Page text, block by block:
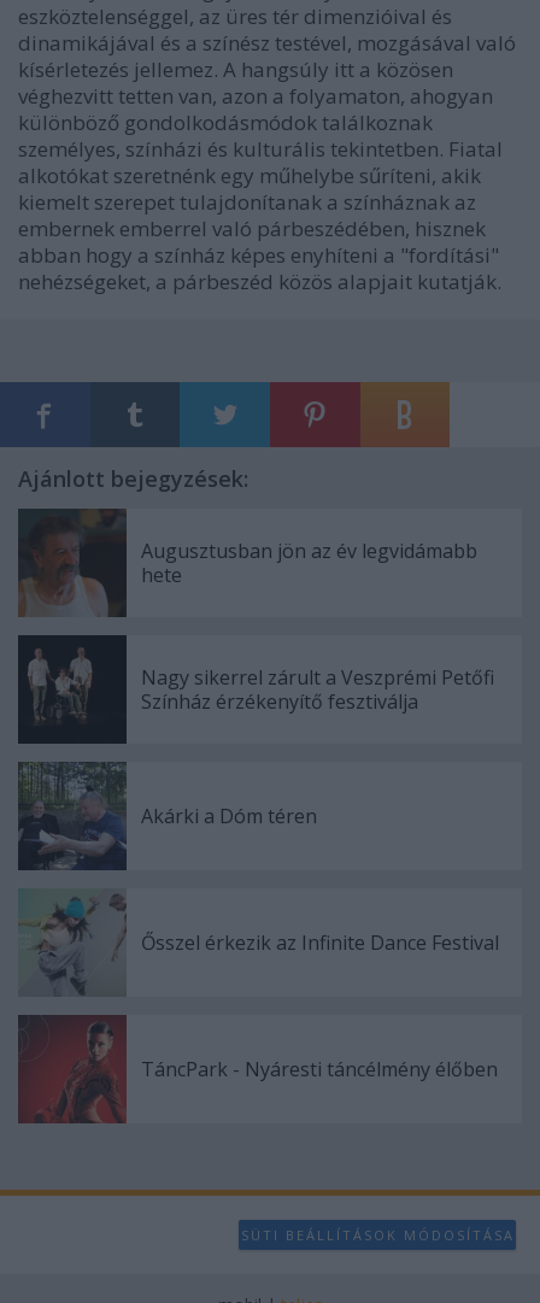
eszköztelenséggel, az üres tér dimenzióival és
dinamikájával és a színész testével, mozgásával való
kísérletezés jellemez. A hangsúly itt a közösen
véghezvitt tetten van, azon a folyamaton, ahogyan
különböző gondolkodásmódok találkoznak
személyes, színházi és kulturális tekintetben. Fiatal
alkotókat szeretnénk egy műhelybe sűríteni, akik
kiemelt szerepet tulajdonítanak a színháznak az
embernek emberrel való párbeszédében, hisznek
abban hogy a színház képes enyhíteni a "fordítási"
nehézségeket, a párbeszéd közös alapjait kutatják.
Ajánlott bejegyzések:
Augusztusban jön az év legvidámabb
hete
Nagy sikerrel zárult a Veszprémi Petőfi
Színház érzékenyítő fesztiválja
Akárki a Dóm téren
Ősszel érkezik az Infinite Dance Festival
TáncPark - Nyáresti táncélmény élőben
SÜTI BEÁLLÍTÁSOK MÓDOSÍTÁSA